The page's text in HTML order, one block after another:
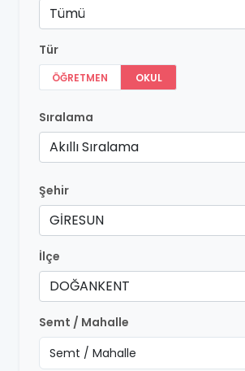
Tümü
Tür
ÖĞRETMEN OKUL
Sıralama
Akıllı Sıralama
Şehir
GİRESUN
İlçe
DOĞANKENT
Semt / Mahalle